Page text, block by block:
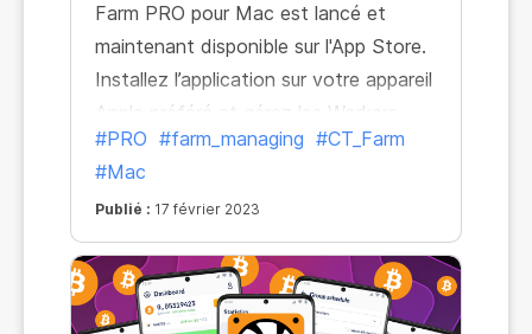
Farm PRO pour Mac est lancé et
maintenant disponible sur l'App Store.
Installez l’application sur votre appareil
Apple préféré et gérez les Workers,
faites des achats et retirez vos gains
sans limites.
#PRO #farm_managing #CT_Farm
#Mac
Publié : 17 février 2023